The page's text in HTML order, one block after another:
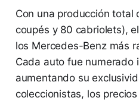
Con una producción total
coupés y 80 cabriolets),
los Mercedes-Benz más
Cada auto fue numerado
aumentando su
coleccionistas, los